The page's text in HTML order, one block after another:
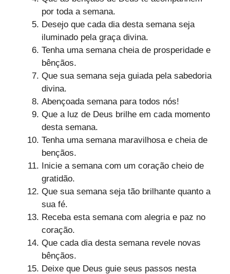
por toda a semana.
Desejo que cada dia desta semana seja
iluminado pela graça divina.
Tenha uma semana cheia de prosperidade e
bênçãos.
Que sua semana seja guiada pela sabedoria
divina.
Abençoada semana para todos nós!
Que a luz de Deus brilhe em cada momento
desta semana.
Tenha uma semana maravilhosa e cheia de
bençãos.
Inicie a semana com um coração cheio de
gratidão.
Que sua semana seja tão brilhante quanto a
sua fé.
Receba esta semana com alegria e paz no
coração.
Que cada dia desta semana revele novas
bênçãos.
Deixe que Deus guie seus passos nesta